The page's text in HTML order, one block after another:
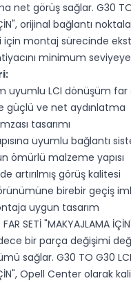
net görüş sağlar. G30 TO
orijinal bağlantı
için montaj sürecinde
minimum
uyumlu LCI dönüşüm far
güçlü ve net aydınlatma
tasarımı
uyumlu bağlantı
ömürlü malzeme yapısı
artırılmış görüş kalitesi
birebir geçiş
uygun tasarım
SETİ "MAKYAJLAMA
bir parça değişimi
sağlar. G30 TO G30 LCI
Opell Center olarak